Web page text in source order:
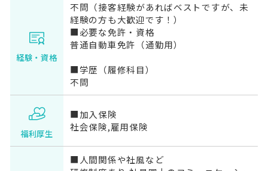
経験・資格
不問（接客経験があればベストですが、未
経験の方も大歓迎です！）
■必要な免許・資格
普通自動車免許（通勤用）
■学歴（履修科目）
不問
福利厚生
■加入保険
社会保険,雇用保険
■人間関係や社風など